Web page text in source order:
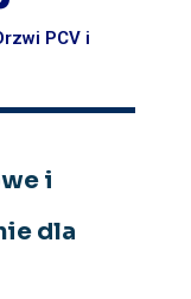
PCV i
i
dla